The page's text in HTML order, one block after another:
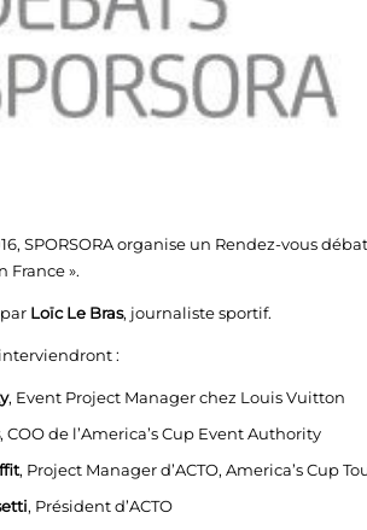
SPORSORA organise un Rendez-vous
France ».
Loïc Le Bras, journaliste sportif.
:
, Event Project Manager chez Louis Vuitton
, COO de l’America’s Cup Event Authority
, Project Manager d’ACTO, America’s Cup
, Président d’ACTO